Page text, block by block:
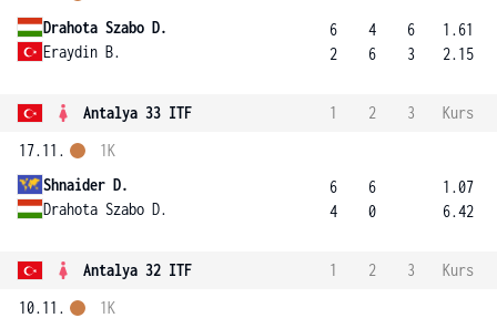
Drahota Szabo D.
Eraydin B.
6
2
4
6
6
3
1.61
2.15
Antalya 33 ITF 1 2 3
Kurs
17.11.
Shnaider D.
Drahota Szabo D.
1K
6
4
6
0
1.07
6.42
Antalya 32 ITF 1 2 3
Kurs
10.11.
1K